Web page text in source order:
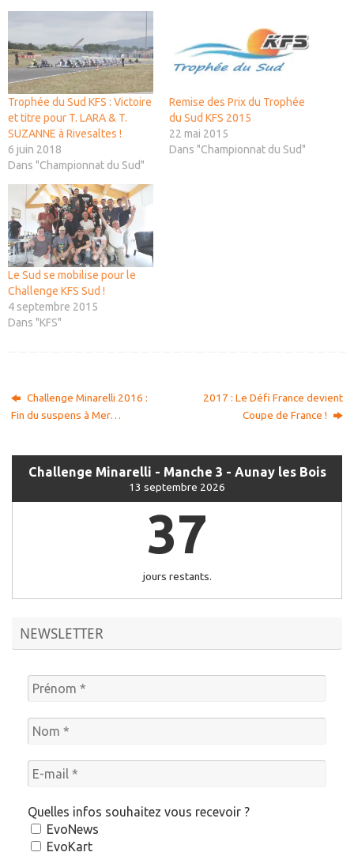
Trophée du Sud KFS : Victoire
et titre pour T. LARA & T.
SUZANNE à Rivesaltes !
6 juin 2018
Dans "Championnat du Sud"
Remise des Prix du Trophée
du Sud KFS 2015
22 mai 2015
Dans "Championnat du Sud"
Le Sud se mobilise pour le
Challenge KFS Sud !
4 septembre 2015
Dans "KFS"
Challenge Minarelli 2016 :
Fin du suspens à Mer…
2017 : Le Défi France devient
Coupe de France !
Challenge Minarelli - Manche 3 - Aunay les Bois
13 septembre 2026
37
jours restants.
NEWSLETTER
Quelles infos souhaitez vous recevoir ?
EvoNews
EvoKart